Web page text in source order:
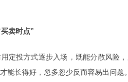
卖时点”
定投方式逐步入场，既能分散风险
能长得好，忽多忽少反而容易出问题